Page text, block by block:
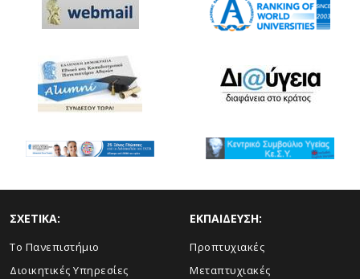
ΣΧΕΤΙΚΑ:
Το Πανεπιστήμιο
Διοικητικές Υπηρεσίες
ΕΚΠΑΙΔΕΥΣΗ:
Προπτυχιακές
Μεταπτυχιακές